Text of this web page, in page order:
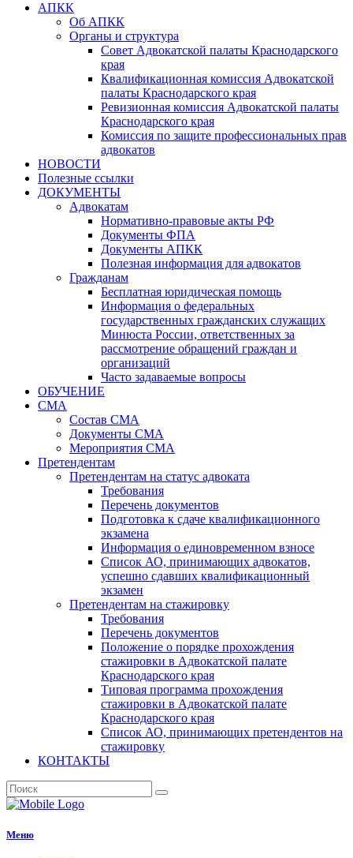
АПКК
Об АПКК
Органы и структура
Совет Адвокатской палаты Краснодарского
края
Квалификационная комиссия Адвокатской
палаты Краснодарского края
Ревизионная комиссия Адвокатской палаты
Краснодарского края
Комиссия по защите профессиональных прав
адвокатов
НОВОСТИ
Полезные ссылки
ДОКУМЕНТЫ
Адвокатам
Нормативно-правовые акты РФ
Документы ФПА
Документы АПКК
Полезная информация для адвокатов
Гражданам
Бесплатная юридическая помощь
Информация о федеральных
государственных гражданских служащих
Минюста России, ответственных за
рассмотрение обращений граждан и
организаций
Часто задаваемые вопросы
ОБУЧЕНИЕ
СМА
Состав СМА
Документы СМА
Мероприятия СМА
Претендентам
Претендентам на статус адвоката
Требования
Перечень документов
Подготовка к сдаче квалификационного
экзамена
Информация о единовременном взносе
Список АО, принимающих адвокатов,
успешно сдавших квалификационный
экзамен
Претендентам на стажировку
Требования
Перечень документов
Положение о порядке прохождения
стажировки в Адвокатской палате
Краснодарского края
Типовая программа прохождения
стажировки в Адвокатской палате
Краснодарского края
Список АО, принимающих претендентов на
стажировку
КОНТАКТЫ
Меню